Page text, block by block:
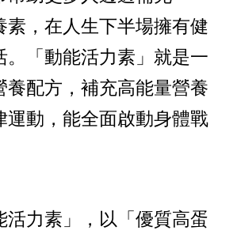
素，在人生下半場擁有健
。「動能活力素」就是一
養配方，補充高能量營養
運動，能全面啟動身體戰
活力素」，以「優質高蛋